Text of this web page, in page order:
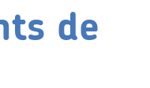
de